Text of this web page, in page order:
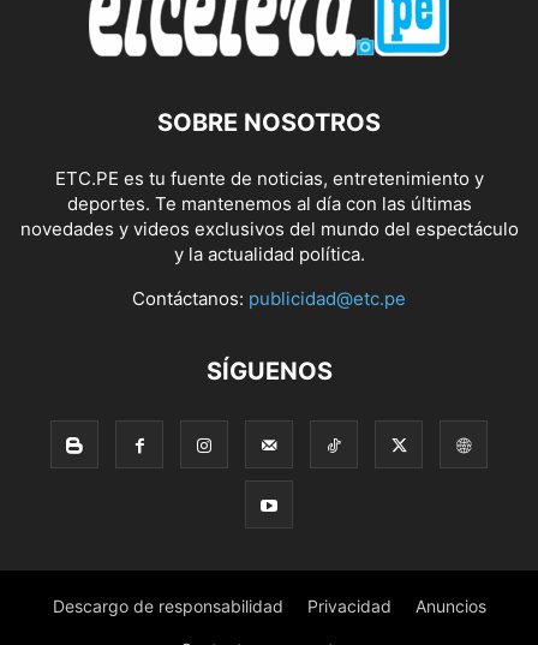
SOBRE NOSOTROS
ETC.PE es tu fuente de noticias, entretenimiento y
deportes. Te mantenemos al día con las últimas
novedades y videos exclusivos del mundo del espectáculo
y la actualidad política.
Contáctanos: publicidad@etc.pe
SÍGUENOS
Descargo de responsabilidad Privacidad Anuncios